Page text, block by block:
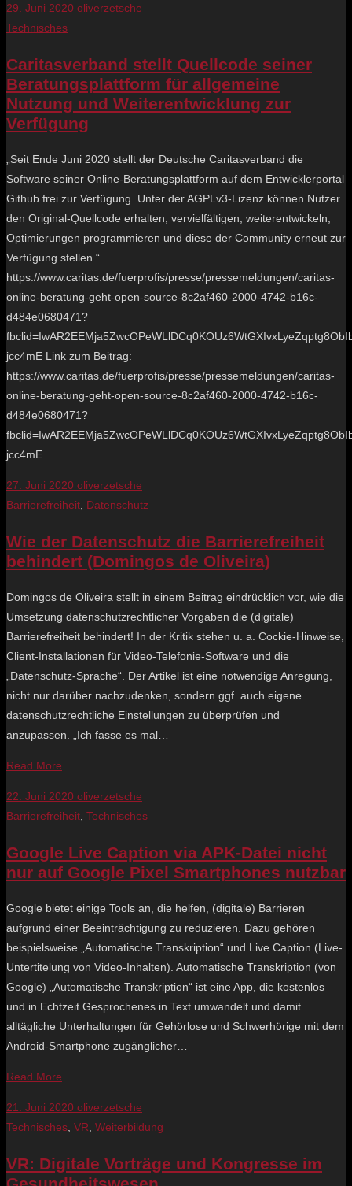
29. Juni 2020 oliverzetsche
Technisches
Caritasverband stellt Quellcode seiner
Beratungsplattform für allgemeine
Nutzung und Weiterentwicklung zur
Verfügung
„Seit Ende Juni 2020 stellt der Deutsche Caritasverband die
Software seiner Online-Beratungsplattform auf dem Entwicklerportal
Github frei zur Verfügung. Unter der AGPLv3-Lizenz können Nutzer
den Original-Quellcode erhalten, vervielfältigen, weiterentwickeln,
Optimierungen programmieren und diese der Community erneut zur
Verfügung stellen.“
https://www.caritas.de/fuerprofis/presse/pressemeldungen/caritas-
online-beratung-geht-open-source-8c2af460-2000-4742-b16c-
d484e0680471?
jcc4mE Link zum Beitrag:
https://www.caritas.de/fuerprofis/presse/pressemeldungen/caritas-
online-beratung-geht-open-source-8c2af460-2000-4742-b16c-
d484e0680471?
jcc4mE
27. Juni 2020 oliverzetsche
Barrierefreiheit Datenschutz
Wie der Datenschutz die Barrierefreiheit
behindert (Domingos de Oliveira)
Domingos de Oliveira stellt in einem Beitrag eindrücklich vor, wie die
Umsetzung datenschutzrechtlicher Vorgaben die (digitale)
Barrierefreiheit behindert! In der Kritik stehen u. a. Cockie-Hinweise,
Client-Installationen für Video-Telefonie-Software und die
„Datenschutz-Sprache“. Der Artikel ist eine notwendige Anregung,
nicht nur darüber nachzudenken, sondern ggf. auch eigene
datenschutzrechtliche Einstellungen zu überprüfen und
anzupassen. „Ich fasse es mal…
Read More
22. Juni 2020 oliverzetsche
Barrierefreiheit Technisches
Google Live Caption via APK-Datei nicht
nur auf Google Pixel Smartphones nutzbar
Google bietet einige Tools an, die helfen, (digitale) Barrieren
aufgrund einer Beeinträchtigung zu reduzieren. Dazu gehören
beispielsweise „Automatische Transkription“ und Live Caption (Live-
Untertitelung von Video-Inhalten). Automatische Transkription (von
Google) „Automatische Transkription“ ist eine App, die kostenlos
und in Echtzeit Gesprochenes in Text umwandelt und damit
alltägliche Unterhaltungen für Gehörlose und Schwerhörige mit dem
Android-Smartphone zugänglicher…
Read More
21. Juni 2020 oliverzetsche
Technisches VR Weiterbildung
VR: Digitale Vorträge und Kongresse im